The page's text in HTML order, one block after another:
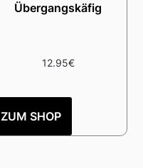
Übergangskäfig
12.95€
ZUM SHOP